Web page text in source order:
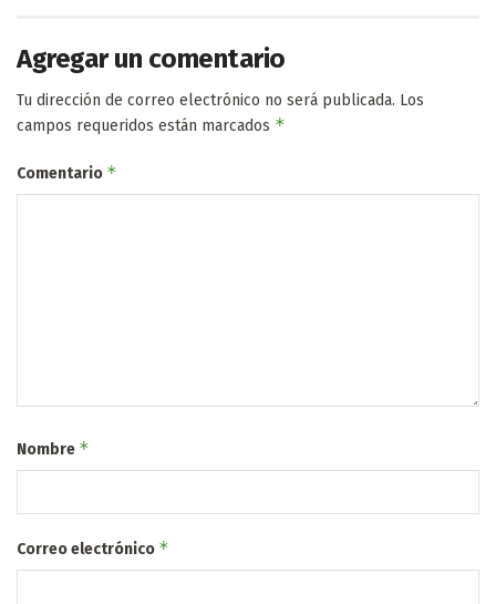
Agregar un comentario
Tu dirección de correo electrónico no será publicada. Los
campos requeridos están marcados *
Comentario *
Nombre *
Correo electrónico *